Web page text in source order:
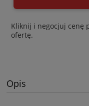
Kliknij i negocjuj cenę
ofertę.
Opis